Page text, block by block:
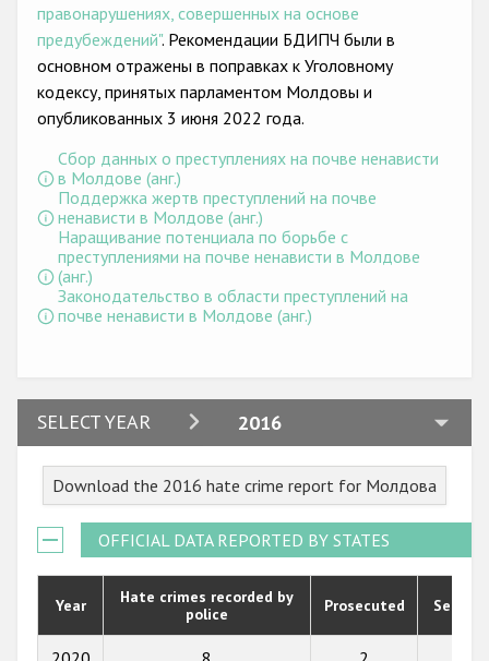
Проекты БДИПЧ
Организации гражданского общества
Государства-участники
правонарушениях, совершенных на основе
предубеждений". Рекомендации БДИПЧ были в
основном отражены в поправках к Уголовному
кодексу, принятых парламентом Молдовы и
опубликованных 3 июня 2022 года.
Сбор данных о преступлениях на почве ненависти
в Молдове (анг.)
Поддержка жертв преступлений на почве
ненависти в Молдове (анг.)
Наращивание потенциала по борьбе с
преступлениями на почве ненависти в Молдове
(анг.)
Законодательство в области преступлений на
почве ненависти в Молдове (анг.)
SELECT YEAR 2016
2024
2022
2021
2020
Download the 2016 hate crime report for Молдова
OFFICIAL DATA REPORTED BY STATES
Year
Hate crimes recorded by
police
Prosecuted